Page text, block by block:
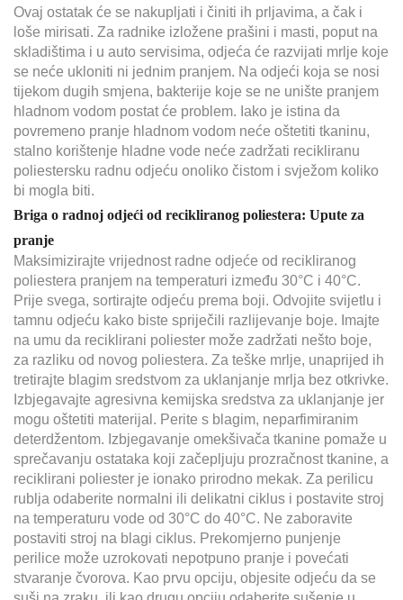
Ovaj ostatak će se nakupljati i činiti ih prljavima, a čak i
loše mirisati. Za radnike izložene prašini i masti, poput na
skladištima i u auto servisima, odjeća će razvijati mrlje koje
se neće ukloniti ni jednim pranjem. Na odjeći koja se nosi
tijekom dugih smjena, bakterije koje se ne unište pranjem
hladnom vodom postat će problem. Iako je istina da
povremeno pranje hladnom vodom neće oštetiti tkaninu,
stalno korištenje hladne vode neće zadržati recikliranu
poliestersku radnu odjeću onoliko čistom i svježom koliko
bi mogla biti.
Briga o radnoj odjeći od recikliranog poliestera: Upute za
pranje
Maksimizirajte vrijednost radne odjeće od recikliranog
poliestera pranjem na temperaturi između 30°C i 40°C.
Prije svega, sortirajte odjeću prema boji. Odvojite svijetlu i
tamnu odjeću kako biste spriječili razlijevanje boje. Imajte
na umu da reciklirani poliester može zadržati nešto boje,
za razliku od novog poliestera. Za teške mrlje, unaprijed ih
tretirajte blagim sredstvom za uklanjanje mrlja bez otkrivke.
Izbjegavajte agresivna kemijska sredstva za uklanjanje jer
mogu oštetiti materijal. Perite s blagim, neparfimiranim
deterdžentom. Izbjegavanje omekšivača tkanine pomaže u
sprečavanju ostataka koji začepljuju prozračnost tkanine, a
reciklirani poliester je ionako prirodno mekak. Za perilicu
rublja odaberite normalni ili delikatni ciklus i postavite stroj
na temperaturu vode od 30°C do 40°C. Ne zaboravite
postaviti stroj na blagi ciklus. Prekomjerno punjenje
perilice može uzrokovati nepotpuno pranje i povećati
stvaranje čvorova. Kao prvu opciju, objesite odjeću da se